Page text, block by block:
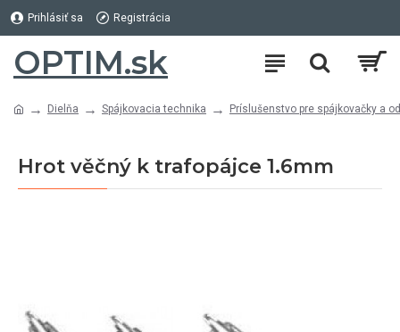
Prihlásiť sa Registrácia
OPTIM.sk
Dielňa Spájkovacia technika Príslušenstvo pre spájkovačky a
Hrot věčný k trafopájce 1.6mm